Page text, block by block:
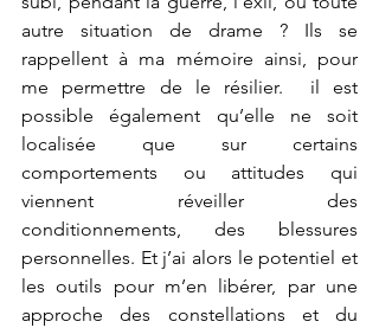
autre situation de drame ? Ils se
rappellent à ma mémoire ainsi, pour
me permettre de le résilier.  il est
possible également qu’elle ne soit
localisée que sur certains
comportements ou attitudes qui
viennent réveiller des
conditionnements, des blessures
personnelles. Et j’ai alors le potentiel et
les outils pour m’en libérer, par une
approche des constellations et du